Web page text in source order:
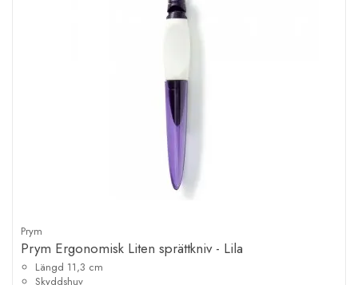
Prym
Prym Ergonomisk Liten sprättkniv - Lila
Längd 11,3 cm
Skyddshuv